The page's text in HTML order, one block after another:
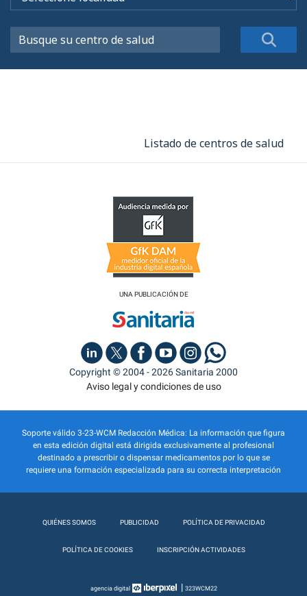
Listado de centros de salud
UNA PUBLICACIÓN DE
Copyright © 2004 - 2026 Sanitaria 2000
Aviso legal y condiciones de uso
Soporte válido 3-23-WCM Redacción Médica: La información que figura
en esta edición digital está dirigida exclusivamente al profesional
destinado a prescribir o dispensar medicamentos por lo que se
requiere una formación especializada para su correcta interpretación
QUIÉNES SOMOS PUBLICIDAD POLÍTICA DE PRIVACIDAD
POLÍTICA DE COOKIES INSCRIPCIÓN ACTIVIDADES
agencia digital | 323WCM22